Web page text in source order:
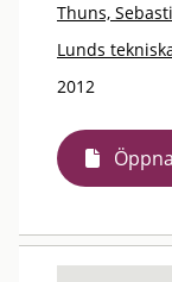
Thuns,
Lunds
2012